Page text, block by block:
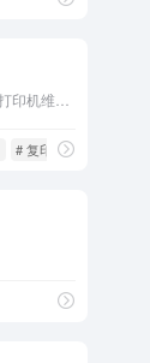
# 复印机维修